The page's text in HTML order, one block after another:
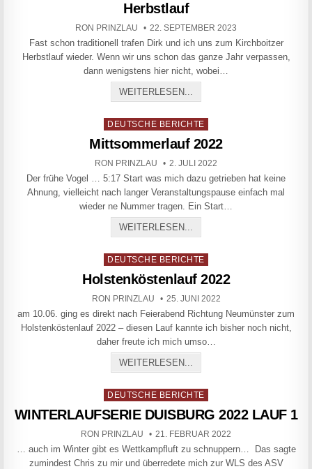
Herbstlauf
AUTHOR:
RON PRINZLAU PUBLISHED DATE:
22. SEPTEMBER 2023
Fast schon traditionell trafen Dirk und ich uns zum Kirchboitzer
Herbstlauf wieder. Wenn wir uns schon das ganze Jahr verpassen,
dann wenigstens hier nicht, wobei…
WEITERLESEN...
Posted in
DEUTSCHE BERICHTE
Mittsommerlauf 2022
AUTHOR:
RON PRINZLAU PUBLISHED DATE:
2. JULI 2022
Der frühe Vogel … 5:17 Start was mich dazu getrieben hat keine
Ahnung, vielleicht nach langer Veranstaltungspause einfach mal
wieder ne Nummer tragen. Ein Start…
WEITERLESEN...
Posted in
DEUTSCHE BERICHTE
Holstenköstenlauf 2022
AUTHOR:
RON PRINZLAU PUBLISHED DATE:
25. JUNI 2022
am 10.06. ging es direkt nach Feierabend Richtung Neumünster zum
Holstenköstenlauf 2022 – diesen Lauf kannte ich bisher noch nicht,
daher freute ich mich umso…
WEITERLESEN...
Posted in
DEUTSCHE BERICHTE
WINTERLAUFSERIE DUISBURG 2022 LAUF 1
AUTHOR:
RON PRINZLAU PUBLISHED DATE:
21. FEBRUAR 2022
… auch im Winter gibt es Wettkampfluft zu schnuppern… Das sagte
zumindest Chris zu mir und überredete mich zur WLS des ASV